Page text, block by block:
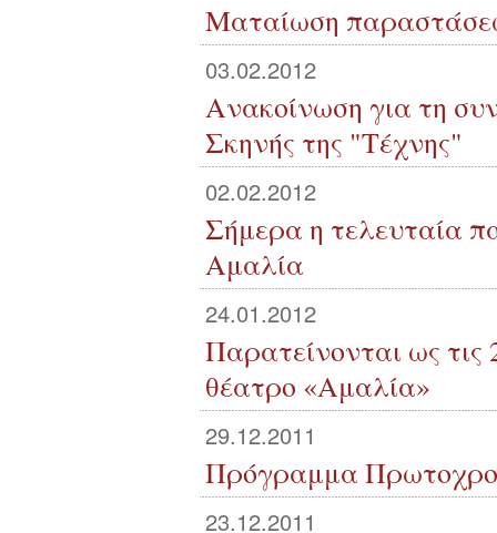
Ματαίωση
03.02.2012
Ανακοίνωση για τη
Σκηνής της "Τέχνης"
02.02.2012
Σήμερα η τελευταία
Αμαλία
24.01.2012
Παρατείνονται ως
θέατρο «Αμαλία»
29.12.2011
Πρόγραμμα
23.12.2011